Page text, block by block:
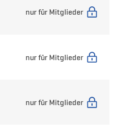
nur für Mitglieder
nur für Mitglieder
nur für Mitglieder